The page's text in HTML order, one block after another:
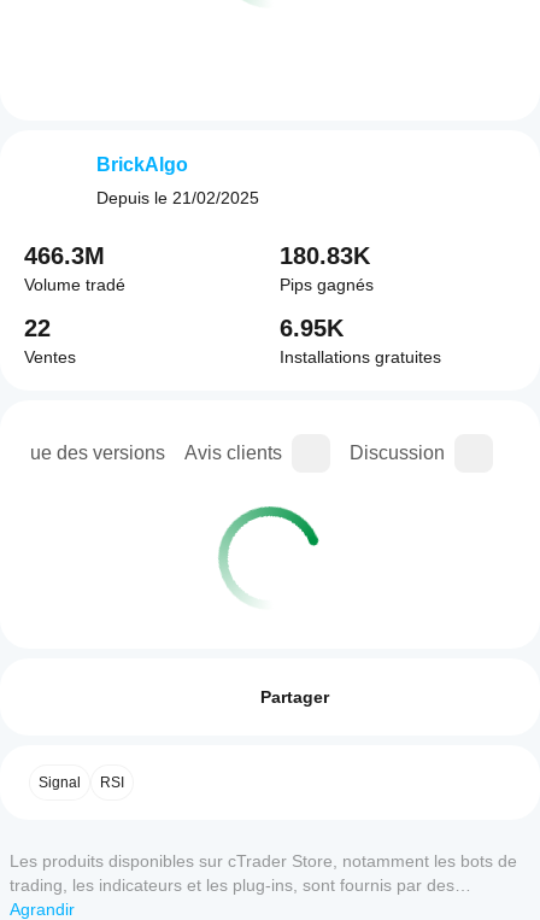
des versions Avis clients Discussion
Avis clients
Il n'y a
pas
Après
l'installation,
pour
commencer
à utiliser
Quelles
cTrader
prenant en
charge les
Partager
Signal RSI
Les produits disponibles sur cTrader Store, notamment les bots de
trading, les indicateurs et les plug-ins, sont fournis par des
développeurs tiers et mis à disposition à titre informatif et à des fins
Agrandir
BrickAlgo
Depuis le 21/02/2025
466.3M
Volume tradé
180.83K
Pips gagnés
22
Ventes
6.95K
Installations gratuites